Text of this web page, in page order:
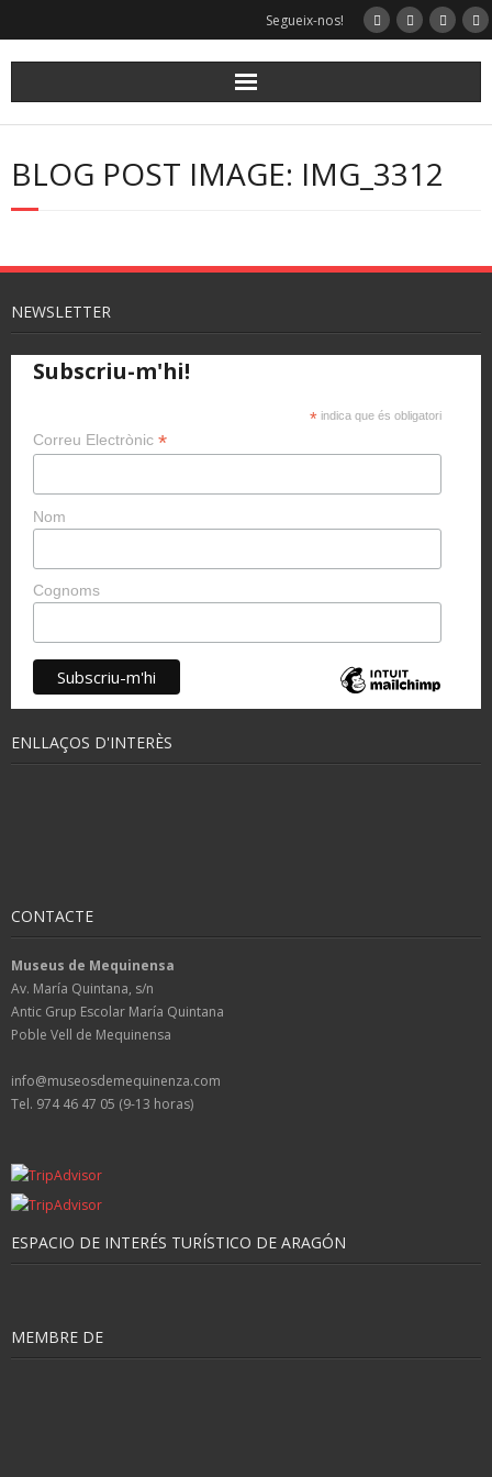
Segueix-nos!
BLOG POST IMAGE: IMG_3312
NEWSLETTER
Subscriu-m'hi!
* indica que és obligatori
Correu Electrònic *
Nom
Cognoms
ENLLAÇOS D'INTERÈS
CONTACTE
Museus de Mequinensa
Av. María Quintana, s/n
Antic Grup Escolar María Quintana
Poble Vell de Mequinensa
info@museosdemequinenza.com
Tel. 974 46 47 05 (9-13 horas)
ESPACIO DE INTERÉS TURÍSTICO DE ARAGÓN
MEMBRE DE